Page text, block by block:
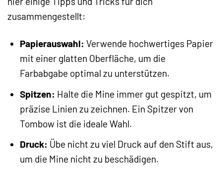
zusammengestellt:
Papierauswahl: Verwende hochwertiges Papier
mit einer glatten Oberfläche, um die
Farbabgabe optimal zu unterstützen.
Spitzen: Halte die Mine immer gut gespitzt, um
präzise Linien zu zeichnen. Ein Spitzer von
Tombow ist die ideale Wahl.
Druck: Übe nicht zu viel Druck auf den Stift aus,
um die Mine nicht zu beschädigen.